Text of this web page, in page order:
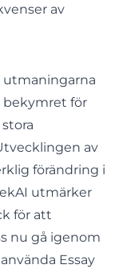
av
utmaningarna
bekymret för
av
förändring i
utmärker
för att
nu gå igenom
Essay